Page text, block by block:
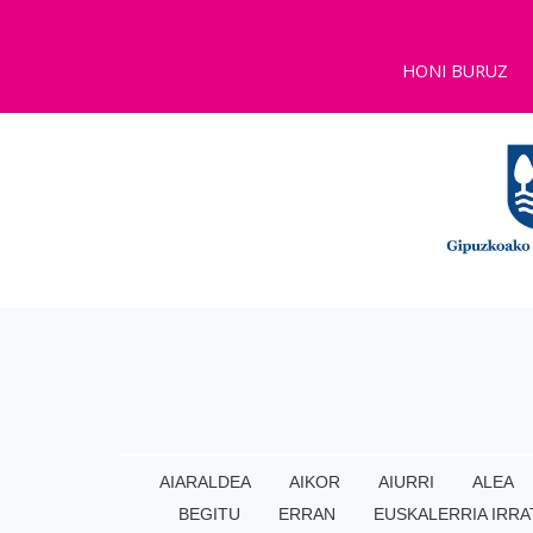
HONI BURUZ
AIARALDEA AIKOR AIURRI ALEA
BEGITU
ERRAN EUSKALERRIA